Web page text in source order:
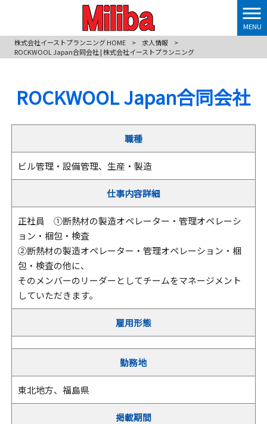
MENU
株式会社イーストプランニング HOME
> 求人情報
>
ROCKWOOL Japan合同会社 | 株式会社イーストプランニング
ROCKWOOL Japan合同会社
職種
ビル管理・設備管理、生産・製造
仕事内容詳細
正社員 ①断熱材の製造オペレーター・管理オペレーシ
ョン・梱包・検査
②断熱材の製造オペレーター・管理オペレーション・梱
包・検査の他に、
そのメンバーのリーダーとしてチームをマネージメント
していただきます。
雇用形態
勤務地
東北地方、福島県
掲載期間